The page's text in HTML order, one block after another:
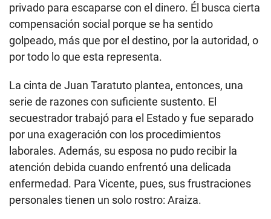
privado para escaparse con el dinero. Él busca cierta
compensación social porque se ha sentido
golpeado, más que por el destino, por la autoridad, o
por todo lo que esta representa.
La cinta de Juan Taratuto plantea, entonces, una
serie de razones con suficiente sustento. El
secuestrador trabajó para el Estado y fue separado
por una exageración con los procedimientos
laborales. Además, su esposa no pudo recibir la
atención debida cuando enfrentó una delicada
enfermedad. Para Vicente, pues, sus frustraciones
personales tienen un solo rostro: Araiza.